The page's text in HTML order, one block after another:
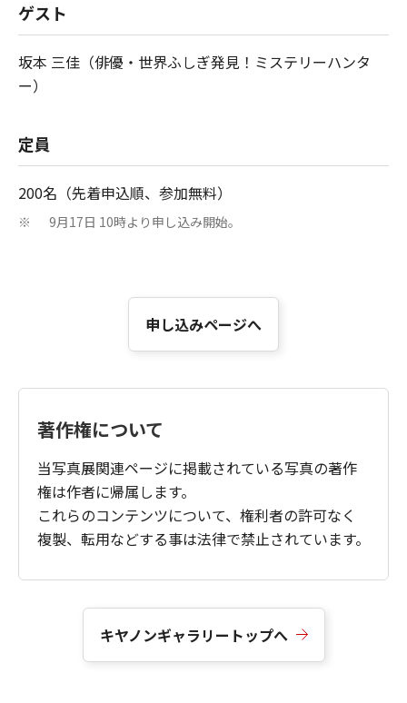
ゲスト
坂本 三佳（俳優・世界ふしぎ発見！ミステリーハンタ
ー）
定員
200名（先着申込順、参加無料）
※ 9月17日 10時より申し込み開始。
申し込みページへ
著作権について
当写真展関連ページに掲載されている写真の著作
権は作者に帰属します。
これらのコンテンツについて、権利者の許可なく
複製、転用などする事は法律で禁止されています。
キヤノンギャラリートップへ